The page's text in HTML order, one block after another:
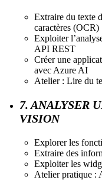
Extraire du texte
caractères (OCR)
Exploiter
API REST
Créer une
avec Azure AI
Atelier : Lire du
7. ANALYSER
VISION
Explorer les
Extraire des
Exploiter les
Atelier pratique :